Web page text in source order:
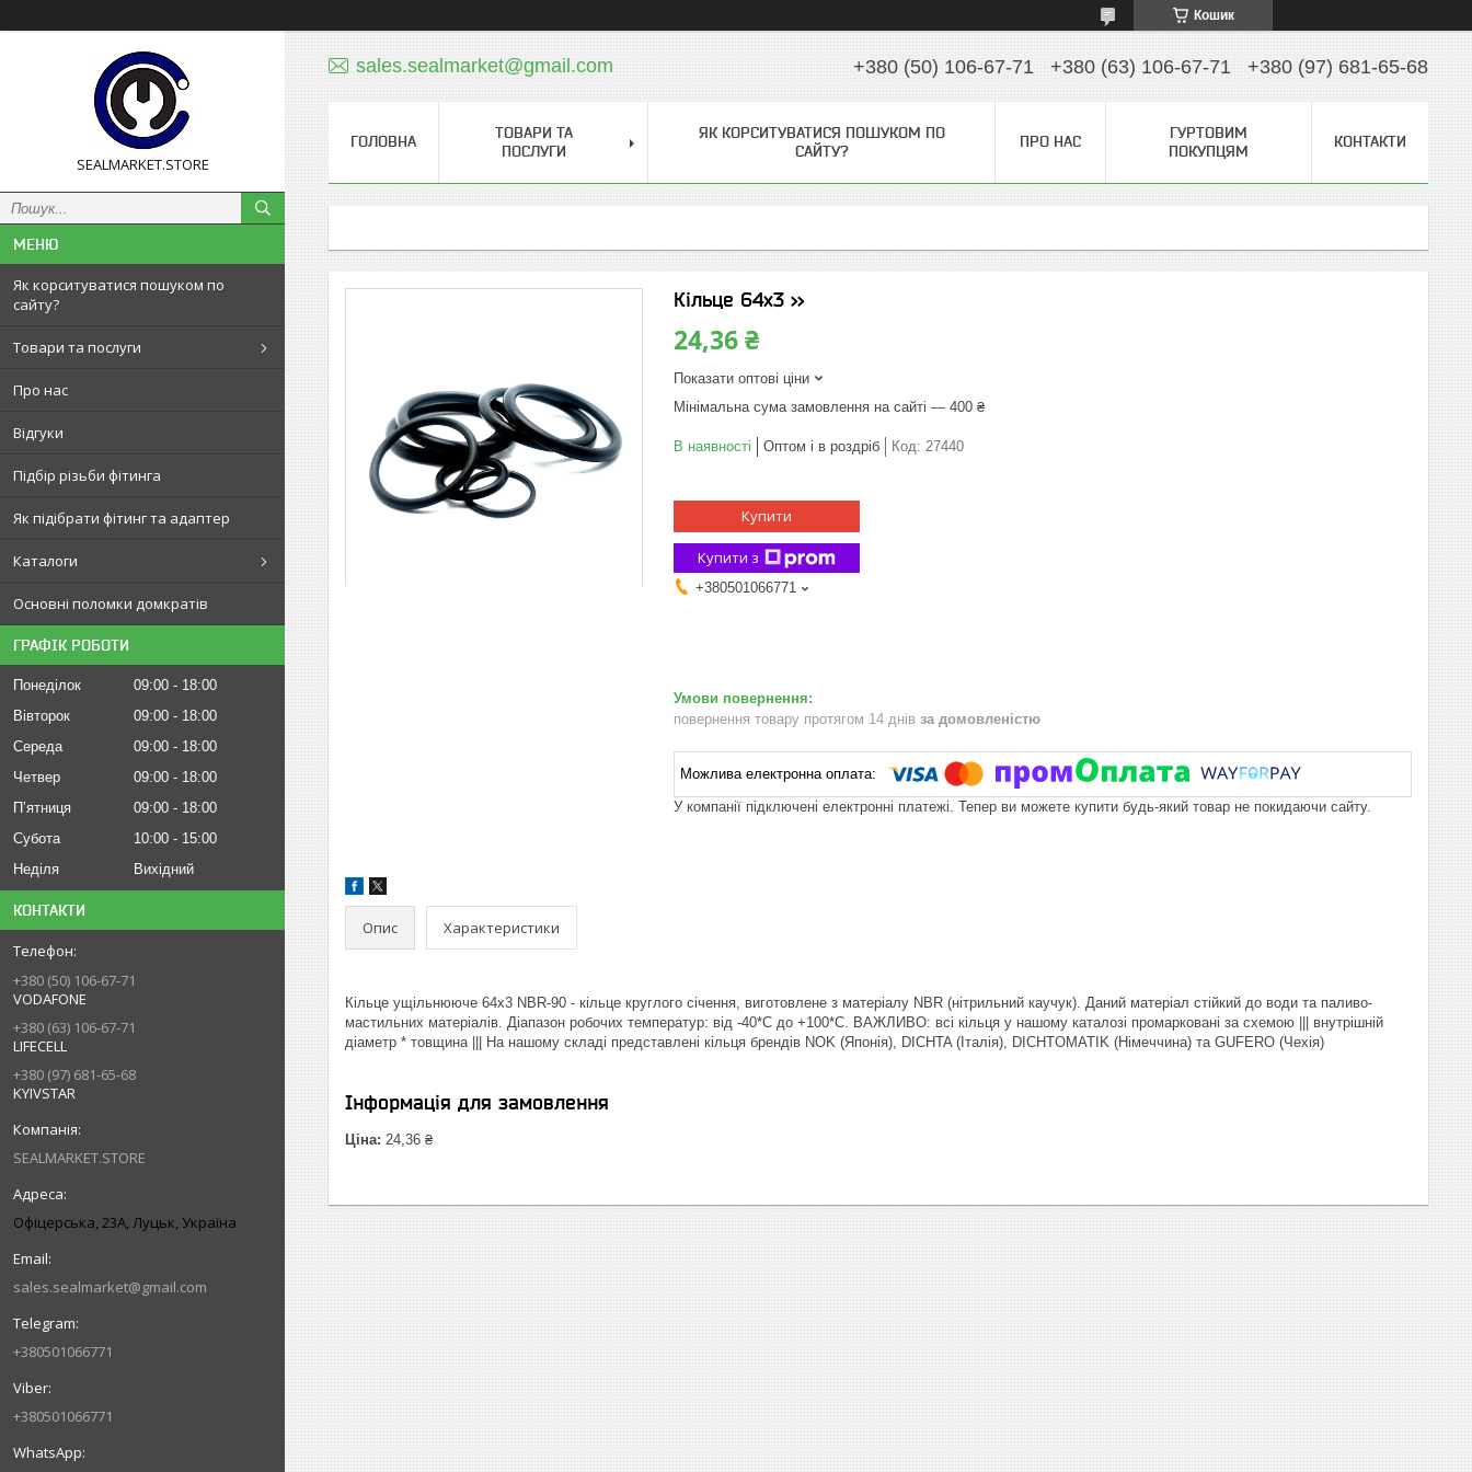
Кошик
SEALMARKET.STORE
Як корситуватися пошуком по
сайту?
Товари та послуги
Про нас
Відгуки
Підбір різьби фітинга
Як підібрати фітинг та адаптер
Каталоги
Основні поломки домкратів
ГРАФІК РОБОТИ
Понеділок 09:00
18:00
Вівторок
09:00
18:00
Середа
09:00
18:00
Четвер
09:00
18:00
Пʼятниця
09:00
18:00
Субота
10:00
15:00
Неділя
Вихідний
КОНТАКТИ
+380 (50) 106-67-71
VODAFONE
+380 (63) 106-67-71
LIFECELL
+380 (97) 681-65-68
KYIVSTAR
SEALMARKET.STORE
Офіцерська, 23А, Луцьк, Україна
sales.sealmarket@gmail.com
+380501066771
+380501066771
sales.sealmarket@gmail.com +380 (50) 106-67-71 +380 (63) 106-67-71 +380 (97) 681-65-68
ГОЛОВНА
ТОВАРИ ТА
ПОСЛУГИ
ЯК КОРСИТУВАТИСЯ ПОШУКОМ ПО
САЙТУ?
ПРО НАС
ГУРТОВИМ
ПОКУПЦЯМ
КОНТАКТИ
Кільце 64х3 >>
24,36 ₴
Показати оптові ціни
Мінімальна сума замовлення на сайті — 400 ₴
В наявності Оптом і в роздріб Код: 27440
Купити
Купити з
+380501066771
повернення товару протягом 14 днів за домовленістю
У компанії підключені електронні платежі. Тепер ви можете купити будь-який товар не покидаючи сайту.
Опис Характеристики
Кільце ущільнююче 64х3 NBR-90 - кільце круглого січення, виготовлене з матеріалу NBR (нітрильний каучук). Даний матеріал стійкий до води та паливо-
мастильних матеріалів. Діапазон робочих температур: від -40*С до +100*С. ВАЖЛИВО: всі кільця у нашому каталозі промарковані за схемою ||| внутрішній
діаметр * товщина ||| На нашому складі представлені кільця брендів NOK (Японія), DICHTA (Італія), DICHTOMATIK (Німеччина) та GUFERO (Чехія)
Інформація для замовлення
Ціна: 24,36 ₴